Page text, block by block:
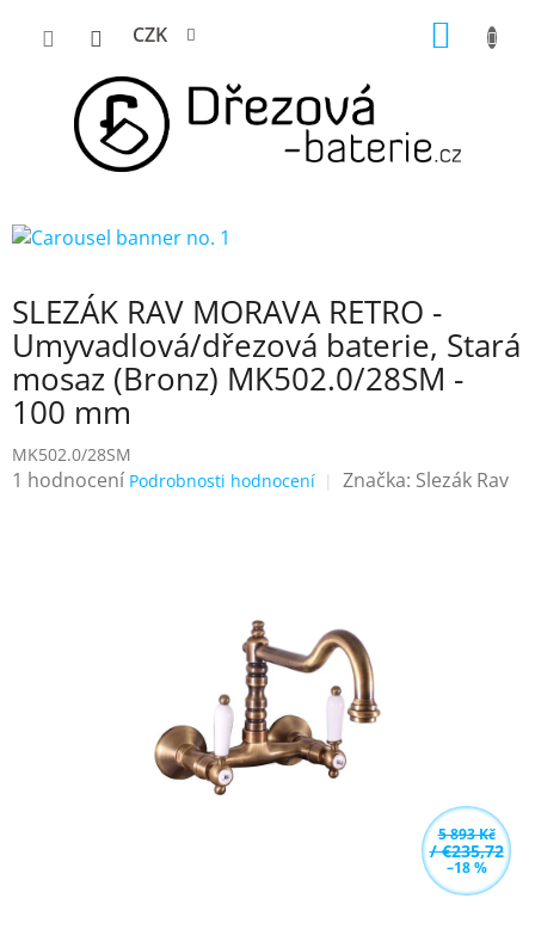
CZK
SLEZÁK RAV MORAVA RETRO -
Umyvadlová/dřezová baterie, Stará
mosaz (Bronz) MK502.0/28SM -
100 mm
MK502.0/28SM
Průměrné
1 hodnocení Podrobnosti hodnocení Značka: Slezák Rav
5 893 Kč
/ €235,72
–18 %